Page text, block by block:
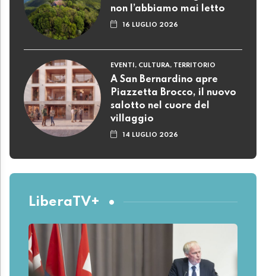
non l’abbiamo mai letto
16 LUGLIO 2026
EVENTI, CULTURA, TERRITORIO
A San Bernardino apre
Piazzetta Brocco, il nuovo
salotto nel cuore del
villaggio
14 LUGLIO 2026
LiberaTV+